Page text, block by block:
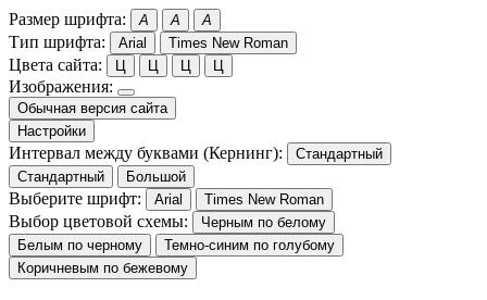
Размер шрифта: A A A
Тип шрифта: Arial Times New Roman
Цвета сайта: Ц Ц Ц Ц
Изображения:
Обычная версия сайта
Настройки
Интервал между буквами (Кернинг):
Стандартный
Стандартный
Большой
Выберите шрифт: Arial Times New Roman
Выбор цветовой схемы:
Черным по белому
Белым по черному
Темно-синим по голубому
Коричневым по бежевому